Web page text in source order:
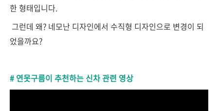
한 형태입니다.
그런데 왜? 네모난 디자인에서 수직형 디자인으로 변경이 되
었을까요?
# 연못구름이 추천하는 신차 관련 영상